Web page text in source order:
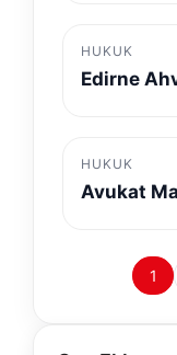
HUKUK
Edirne
HUKUK
Avukat
1